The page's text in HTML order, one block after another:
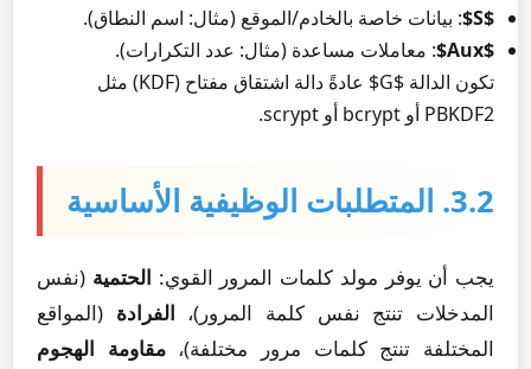
$S$
: بيانات خاصة بالخادم/الموقع (مثال: اسم النطاق).
$Aux$
: معاملات مساعدة (مثال: عدد التكرارات).
تكون الدالة $G$ عادةً دالة اشتقاق مفتاح (KDF) مثل
PBKDF2 أو bcrypt أو scrypt.
3.2. المتطلبات الوظيفية الأساسية
يجب أن يوفر مولد كلمات المرور القوي: الحتمية (نفس
المدخلات تنتج نفس كلمة المرور)، الفرادة (المواقع
المختلفة تنتج كلمات مرور مختلفة)،مقاومة الهجوم